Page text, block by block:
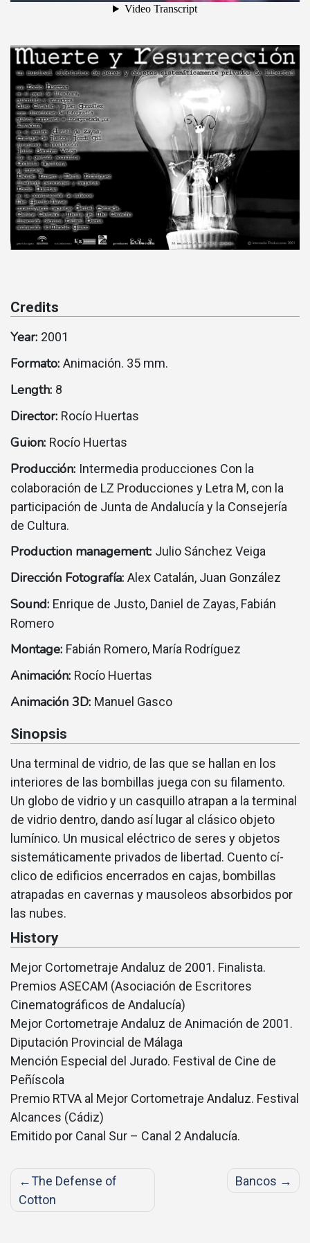
Credits
Year: 2001
Formato: Animación. 35 mm.
Length: 8
Director: Rocío Huertas
Guion: Rocío Huertas
Producción: Intermedia producciones Con la
colaboración de LZ Producciones y Letra M, con la
participación de Junta de Andalucía y la Consejería
de Cultura.
Production management: Julio Sánchez Veiga
Dirección Fotografía: Alex Catalán, Juan González
Sound: Enrique de Justo, Daniel de Zayas, Fabián
Romero
Montage: Fabián Romero, María Rodrí­guez
Animación: Rocío Huertas
Animación 3D: Manuel Gasco
Sinopsis
Una terminal de vidrio, de las que se hallan en los
interiores de las bombillas juega con su filamento.
Un globo de vidrio y un casquillo atrapan a la terminal
de vidrio dentro, dando así­ lugar al clásico objeto
lumí­nico. Un musical eléctrico de seres y objetos
sistemáticamente privados de libertad. Cuento cí­
clico de edificios encerrados en cajas, bombillas
atrapadas en cavernas y mausoleos absorbidos por
las nubes.
History
Mejor Cortometraje Andaluz de 2001. Finalista.
Premios ASECAM (Asociación de Escritores
Cinematográficos de Andalucí­a)
Mejor Cortometraje Andaluz de Animación de 2001.
Diputación Provincial de Málaga
Mención Especial del Jurado. Festival de Cine de
Peñíscola
Premio RTVA al Mejor Cortometraje Andaluz. Festival
Alcances (Cádiz)
Emitido por Canal Sur – Canal 2 Andalucía.
Post
navigation
The Defense of
Cotton
Bancos